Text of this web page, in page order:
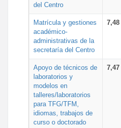
del Centro
Matrícula y gestiones
académico-
administrativas de la
secretaría del Centro
7,48
Apoyo de técnicos de
laboratorios y
modelos en
talleres/laboratorios
para TFG/TFM,
idiomas, trabajos de
curso o doctorado
7,47